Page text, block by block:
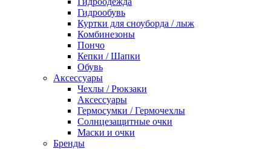
Гидрообувь
Куртки для сноуборда / лыж
Комбинезоны
Пончо
Кепки / Шапки
Обувь
Аксессуары
Чехлы / Рюкзаки
Аксессуары
Гермосумки / Гермочехлы
Солнцезащитные очки
Маски и очки
Бренды